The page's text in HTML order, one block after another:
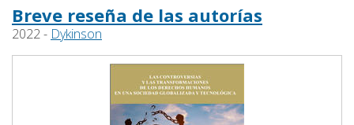
Breve reseña de las autorías
2022 - Dykinson